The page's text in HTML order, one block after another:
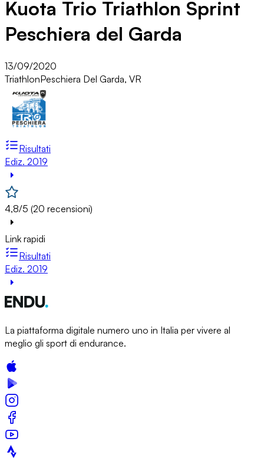
Kuota Trio Triathlon Sprint
Peschiera del Garda
13/09/2020
TriathlonPeschiera Del Garda, VR
Risultati
Ediz. 2019
4,8/5 (20 recensioni)
Link rapidi
Risultati
Ediz. 2019
La piattaforma digitale numero uno in Italia per vivere al
meglio gli sport di endurance.